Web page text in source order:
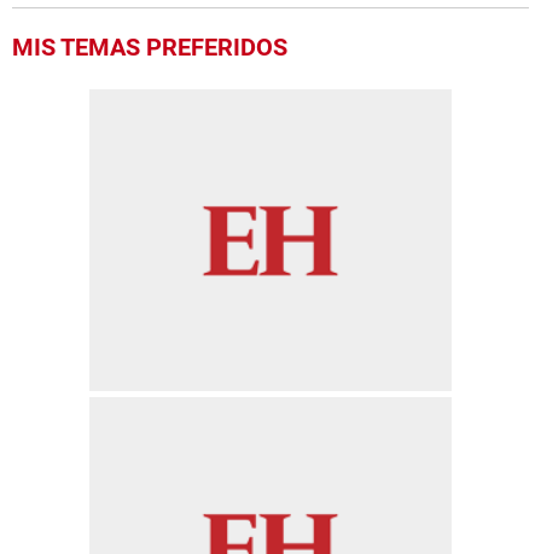
MIS TEMAS PREFERIDOS